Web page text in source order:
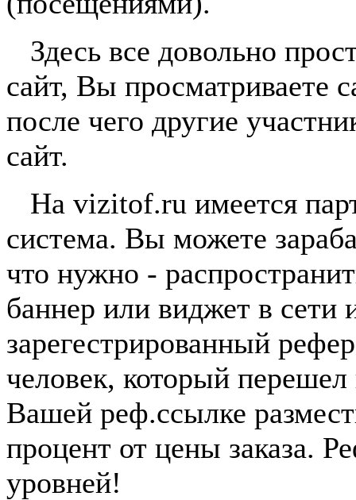
Здесь все довольно
сайт, Вы просматриваете
после чего другие
сайт.
На vizitof.ru имеется
система. Вы можете
что нужно -
баннер или виджет в сети
зарегестрированный
человек, который
Вашей реф.ссылке
процент от цены заказа.
уровней!